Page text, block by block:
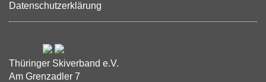
Datenschutzerklärung
Thüringer Skiverband e.V.
Am Grenzadler 7